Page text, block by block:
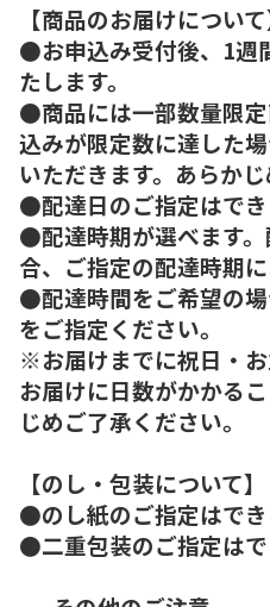
【商品のお届けについて
●お申込み受付後、1週
たします。
●商品には一部数量限
込みが限定数に達した
いただきます。あらかじ
●配達日のご指定はでき
●配達時期が選べます
合、ご指定の配達時期に
●配達時間をご希望の
をご指定ください。
※お届けまでに祝日・お
お届けに日数がかかる
じめご了承ください。
【のし・包装について】
●のし紙のご指定はでき
●二重包装のご指定はで